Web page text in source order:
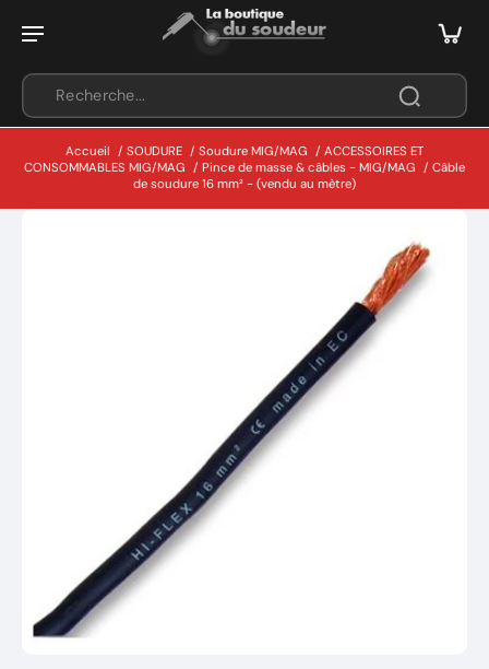
Accueil / SOUDURE / Soudure MIG/MAG / ACCESSOIRES ET
CONSOMMABLES MIG/MAG / Pince de masse & câbles - MIG/MAG / Câble
de soudure 16 mm² - (vendu au mètre)